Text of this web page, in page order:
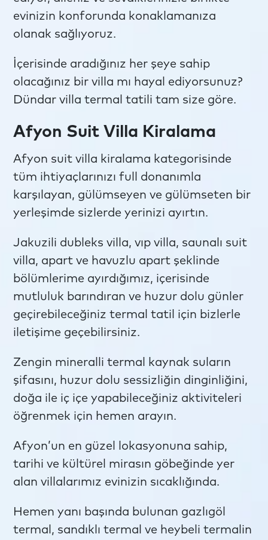
evinizin konforunda konaklamanıza
olanak sağlıyoruz.
İçerisinde aradığınız her şeye sahip
olacağınız bir villa mı hayal ediyorsunuz?
Dündar villa termal tatili tam size göre.
Afyon Suit Villa Kiralama
Afyon suit villa kiralama kategorisinde
tüm ihtiyaçlarınızı full donanımla
karşılayan, gülümseyen ve gülümseten bir
yerleşimde sizlerde yerinizi ayırtın.
Jakuzili dubleks villa, vıp villa, saunalı suit
villa, apart ve havuzlu apart şeklinde
bölümlerime ayırdığımız, içerisinde
mutluluk barındıran ve huzur dolu günler
geçirebileceğiniz termal tatil için bizlerle
iletişime geçebilirsiniz.
Zengin mineralli termal kaynak suların
şifasını, huzur dolu sessizliğin dinginliğini,
doğa ile iç içe yapabileceğiniz aktiviteleri
öğrenmek için hemen arayın.
Afyon’un en güzel lokasyonuna sahip,
tarihi ve kültürel mirasın göbeğinde yer
alan villalarımız evinizin sıcaklığında.
Hemen yanı başında bulunan gazlıgöl
termal, sandıklı termal ve heybeli termalin